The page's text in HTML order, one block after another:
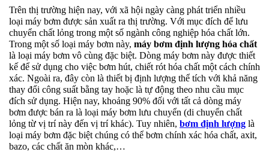
Trên thị trường hiện nay, với xã hội ngày càng phát triển nhiều
loại máy bơm được sản xuất ra thị trường. Với mục đích để lưu
chuyển chất lỏng trong một số ngành công nghiệp hóa chất lớn.
Trong một số loại máy bơm này, máy bơm định lượng hóa chất
là loại máy bơm vô cùng đặc biệt. Dòng máy bơm này được thiết
kế để sử dụng cho việc bơm hút, chiết rót hóa chất một cách chính
xác. Ngoài ra, đây còn là thiết bị định lượng thể tích với khả năng
thay đổi công suất bằng tay hoặc là tự động theo nhu cầu mục
đích sử dụng. Hiện nay, khoảng 90% đối với tất cả dòng máy
bơm được bán ra là loại máy bơm lưu chuyển (di chuyển chất
lỏng từ vị trí này đến vị trí khác). Tuy nhiên, bơm định lượng là
loại máy bơm đặc biệt chúng có thể bơm chính xác hóa chất, axit,
bazo, các chất ăn mòn khác,…